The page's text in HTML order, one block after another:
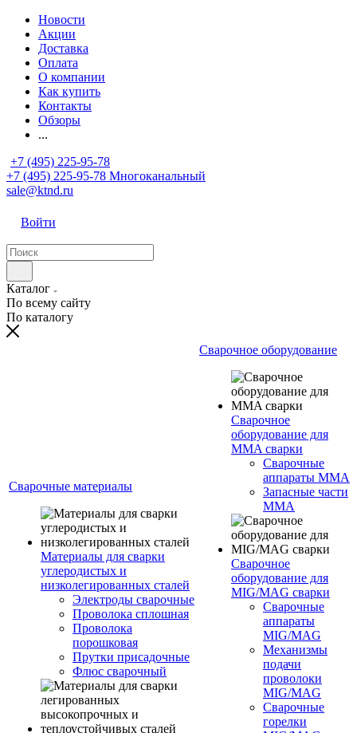
Новости
Акции
Доставка
Оплата
О компании
Как купить
Контакты
Обзоры
...
+7 (495) 225-95-78
+7 (495) 225-95-78 Многоканальный
sale@ktnd.ru
Войти
Каталог
По всему сайту
По каталогу
Сварочные материалы
Материалы для сварки
углеродистых и
низколегированных сталей
Электроды сварочные
Проволока сплошная
Проволока
порошковая
Прутки присадочные
Флюс сварочный
Сварочное оборудование
Сварочное
оборудование для
MMA сварки
Сварочные
аппараты MMA
Запасные части
MMA
Сварочное
оборудование для
MIG/MAG сварки
Сварочные
аппараты
MIG/MAG
Механизмы
подачи
проволоки
MIG/MAG
Сварочные
горелки